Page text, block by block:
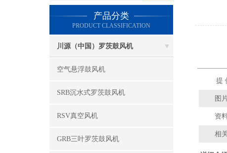
产品分类
PRODUCT CLASSIFICATION
川源（中国）罗茨鼓风机
空气悬浮鼓风机
SRB沉水式罗茨鼓风机
RSV真空风机
GRB三叶罗茨鼓风机
提
图
资
相